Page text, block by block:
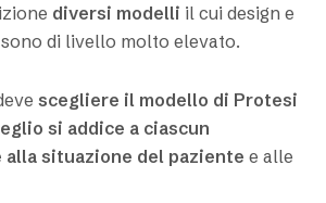
diversi modelli il cui design e
di livello molto elevato.
scegliere il modello di Protesi
si addice a ciascun
alla situazione del paziente e alle